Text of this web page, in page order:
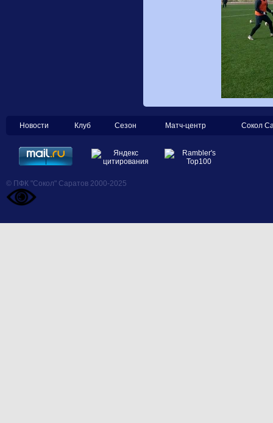
Новости Клуб Сезон Матч-центр Сокол
© ПФК "Сокол" Саратов 2000-2025